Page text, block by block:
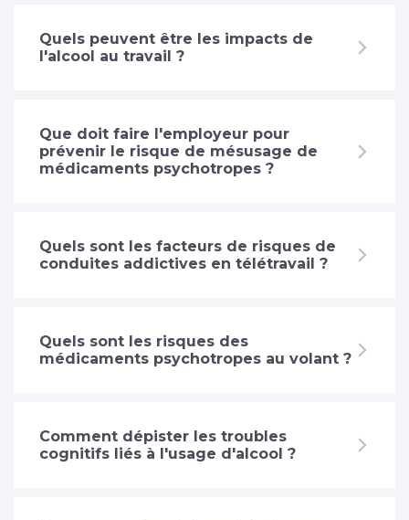
Quels peuvent être les impacts de
l'alcool au travail ?
Que doit faire l'employeur pour
prévenir le risque de mésusage de
médicaments psychotropes ?
Quels sont les facteurs de risques de
conduites addictives en télétravail ?
Quels sont les risques des
médicaments psychotropes au volant ?
Comment dépister les troubles
cognitifs liés à l'usage d'alcool ?